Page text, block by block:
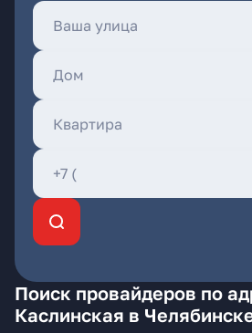
Поиск провайдеров по
Каслинская в